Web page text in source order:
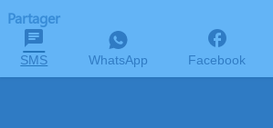
Partager
SMS WhatsApp Facebook